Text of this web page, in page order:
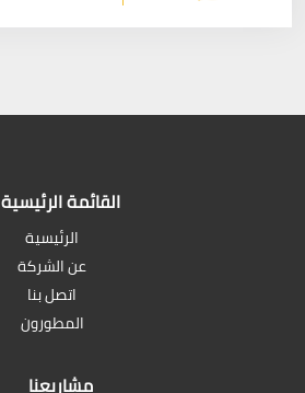
القائمة الرئيسية
الرئيسية
عن الشركة
اتصل بنا
المطورون
مشاريعنا